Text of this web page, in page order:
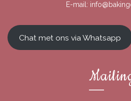
E-mail:
Chat met ons via Whatsapp